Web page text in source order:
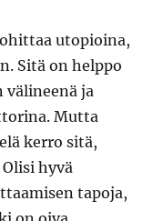
utopioina,
Sitä on helppo
ja
Mutta
kerro sitä,
hyvä
tapoja,